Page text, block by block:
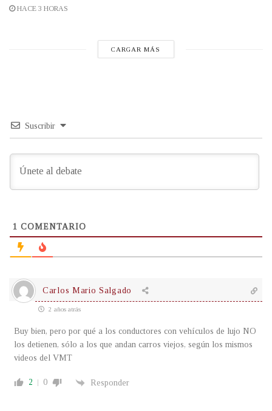
HACE 3 HORAS
CARGAR MÁS
Suscribir
1 COMENTARIO
Carlos Mario Salgado
2 años atrás
Buy bien, pero por qué a los conductores con vehículos de lujo NO
los detienen, sólo a los que andan carros viejos, según los mismos
videos del VMT
2 0 Responder